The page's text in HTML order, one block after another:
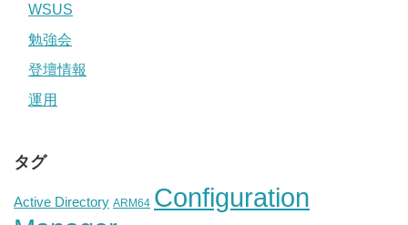
WSUS
勉強会
登壇情報
運用
タグ
Active Directory ARM64 Configuration